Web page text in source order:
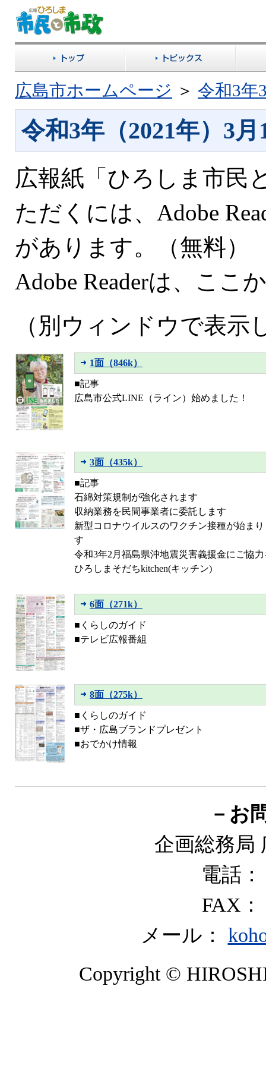
広島市ホームページ ＞ 令和3年
令和3年（2021年）3月
広報紙「ひろしま市民
ただくには、Adobe
があります。（無料）
Adobe Readerは、ここ
（別ウィンドウで表示
1面（846k）
■記事
広島市公式LINE（ライン）始めました！
3面（435k）
■記事
石綿対策規制が強化されます
収納業務を民間事業者に委託します
新型コロナウイルスのワクチン接種が始まり
す
令和3年2月福島県沖地震災害義援金にご協力
ひろしまそだちkitchen(キッチン)
6面（271k）
■くらしのガイド
■テレビ広報番組
8面（275k）
■くらしのガイド
■ザ・広島ブランドプレゼント
■おでかけ情報
－お
企画総務局
電話：
FAX：
メール：
Copyright ©